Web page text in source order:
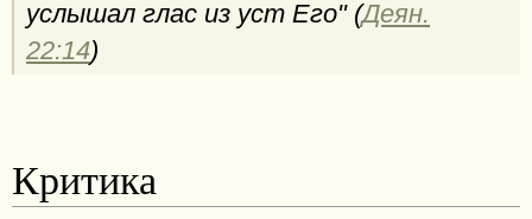
услышал глас из уст Его" (Деян.
22:14)
Критика